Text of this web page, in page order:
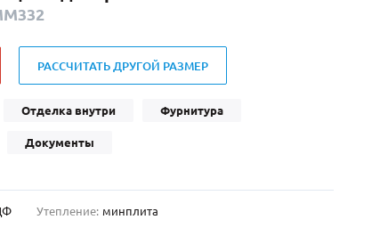
Нестандартные
С фрамугой(265)
4-го класса защиты (499)
Полуторапольные
РАССЧИТАТЬ ДРУГОЙ РАЗМЕР
Отделка внутри Фурнитура
Документы
Утепление: минплита